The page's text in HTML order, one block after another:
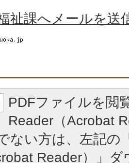
祉課へメールを送
PDFファイルを閲
Reader（Acrobat
ない方は、左記の
Reader）」